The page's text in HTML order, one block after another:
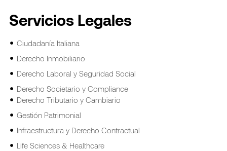
Servicios Legales
Ciudadanía Italiana
Derecho Inmobiliario
Derecho Laboral y Seguridad Social
Derecho Societario y Compliance
Derecho Tributario y Cambiario
Gestión Patrimonial
Infraestructura y Derecho Contractual
Life Sciences & Healthcare